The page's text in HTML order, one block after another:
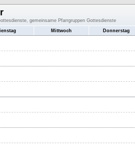
gemeinsame Pfarrgruppen Gottesdienste
Mittwoch Donnerstag